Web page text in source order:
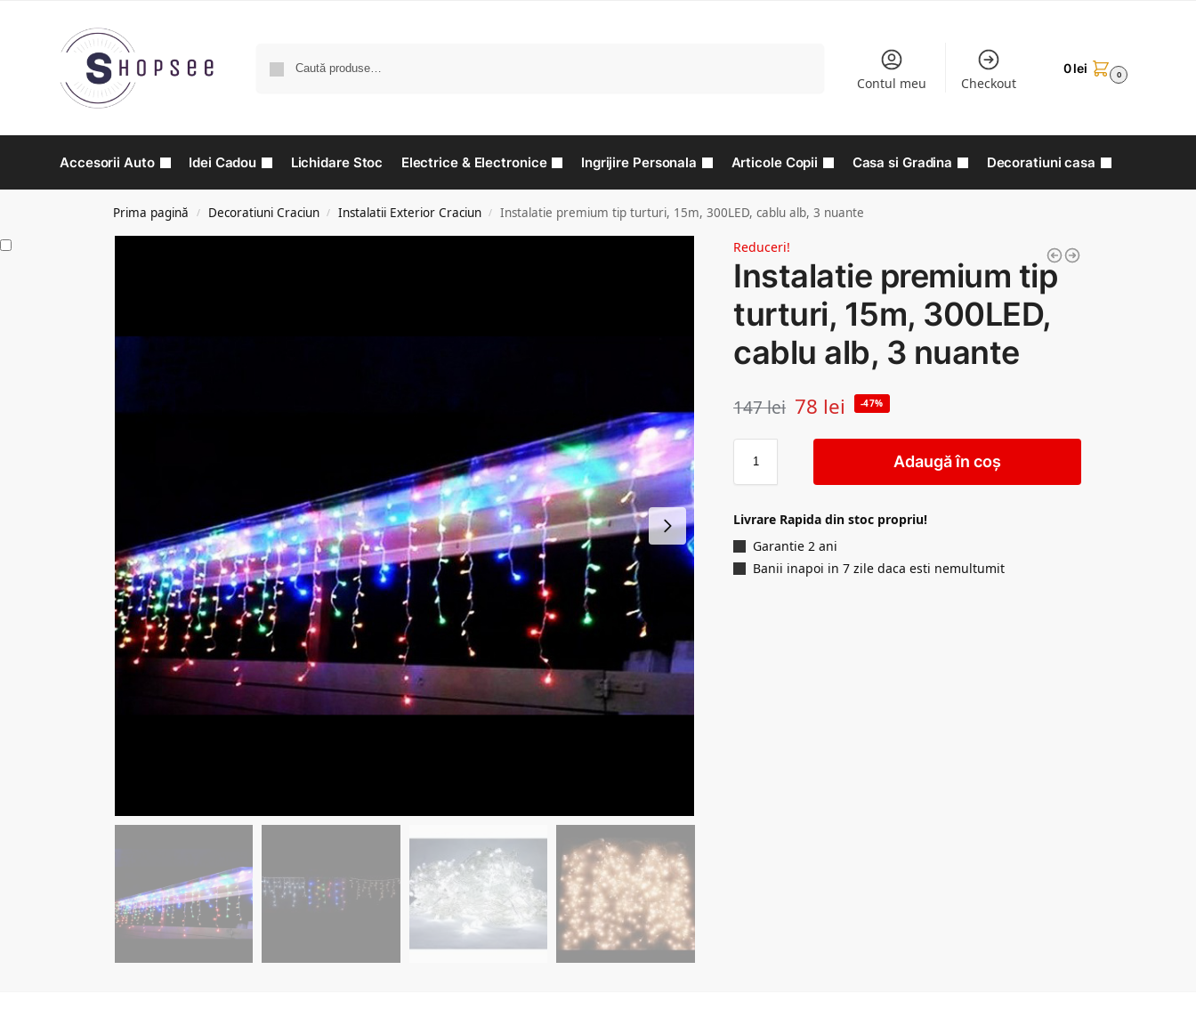
Contul meu Checkout
0lei 0
Accesorii Auto Idei Cadou Lichidare Stoc Electrice & Electronice Ingrijire Personala Articole Copii Casa si Gradina Decoratiuni casa
Prima pagină / Decoratiuni Craciun / Instalatii Exterior Craciun / Instalatie premium tip turturi, 15m, 300LED, cablu alb, 3 nuante
Reduceri!
Instalatie premium tip
turturi, 15m, 300LED,
cablu alb, 3 nuante
147lei 78 lei -47%
Adaugă în coș
Livrare Rapida din stoc propriu!
Garantie 2 ani
Banii inapoi in 7 zile daca esti nemultumit